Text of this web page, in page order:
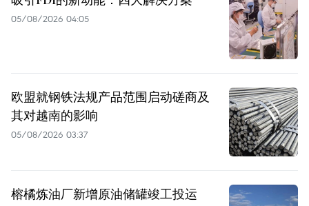
05/08/2026 04:05
欧盟就钢铁法规产品范围启动磋商及
其对越南的影响
05/08/2026 03:37
榕橘炼油厂新增原油储罐竣工投运